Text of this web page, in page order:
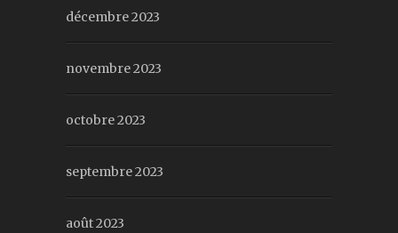
décembre 2023
novembre 2023
octobre 2023
septembre 2023
août 2023